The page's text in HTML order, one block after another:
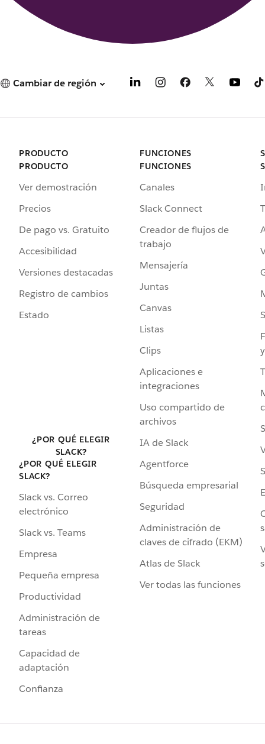
Cambiar de región
PRODUCTO
PRODUCTO
Ver demostración
Precios
De pago vs. Gratuito
Accesibilidad
Versiones destacadas
Registro de cambios
Estado
¿POR QUÉ ELEGIR
SLACK?
¿POR QUÉ ELEGIR
SLACK?
Slack vs. Correo
electrónico
Slack vs. Teams
Empresa
Pequeña empresa
Productividad
Administración de
tareas
Capacidad de
adaptación
Confianza
FUNCIONES
FUNCIONES
Canales
Slack Connect
Creador de flujos de
trabajo
Mensajería
Juntas
Canvas
Listas
Clips
Aplicaciones e
integraciones
Uso compartido de
archivos
IA de Slack
Agentforce
Búsqueda empresarial
Seguridad
Administración de
claves de cifrado (EKM)
Atlas de Slack
Ver todas las funciones